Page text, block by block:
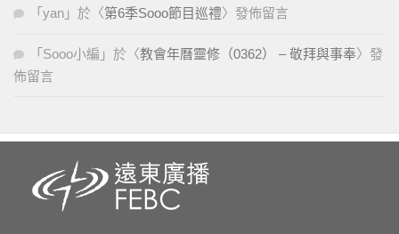
「 yan 」於〈第6季Sooo節目巡禮〉發佈留言
「 Sooo小編 」於〈教會年曆靈修（0362） – 敬拜與事奉〉發
佈留言